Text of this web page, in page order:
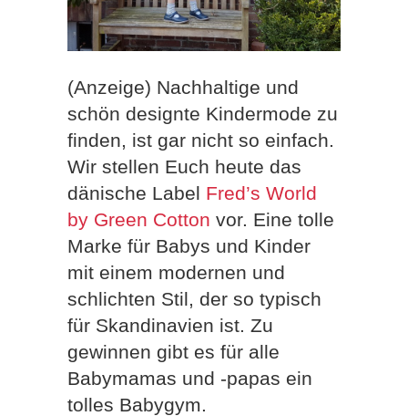
(Anzeige) Nachhaltige und
schön designte Kindermode zu
finden, ist gar nicht so einfach.
Wir stellen Euch heute das
dänische Label Fred’s World
by Green Cotton vor. Eine tolle
Marke für Babys und Kinder
mit einem modernen und
schlichten Stil, der so typisch
für Skandinavien ist. Zu
gewinnen gibt es für alle
Babymamas und -papas ein
tolles Babygym.